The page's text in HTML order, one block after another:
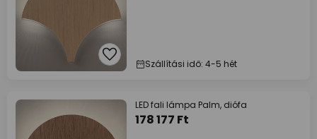
Szállítási idő: 4-5 hét
LED fali lámpa Palm, diófa
178 177 Ft